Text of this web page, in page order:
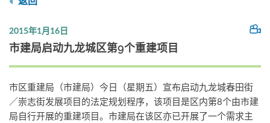
2015年1月16日
市建局启动九龙城区第9个重建项目
市区重建局（市建局）今日（星期五）宣布启动九龙城春田街
／崇志街发展项目的法定规划程序，该项目是区内第8个由市建
局自行开展的重建项目。市建局在该区亦已开展了一个需求主